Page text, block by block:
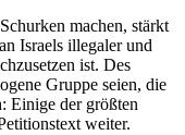
machen, stärkt
Israels illegaler und
ist. Des
Gruppe seien, die
Einige der größten
weiter.